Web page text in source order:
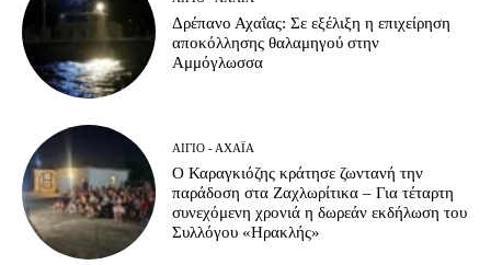
Δρέπανο Αχαΐας: Σε εξέλιξη η επιχείρηση
αποκόλλησης θαλαμηγού στην
Αμμόγλωσσα
ΑΊΓΙΟ - ΑΧΑΪ́Α
Ο Καραγκιόζης κράτησε ζωντανή την
παράδοση στα Ζαχλωρίτικα – Για τέταρτη
συνεχόμενη χρονιά η δωρεάν εκδήλωση του
Συλλόγου «Ηρακλής»